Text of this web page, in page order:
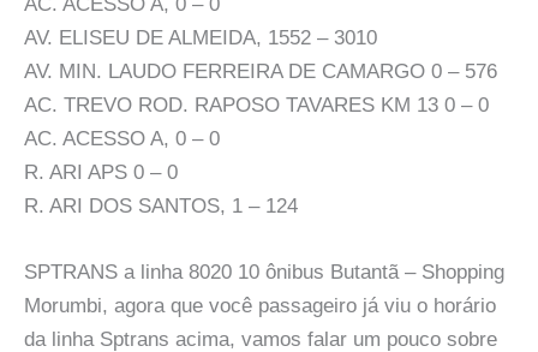
AV. ELISEU DE ALMEIDA, 1552 – 3010
AV. MIN. LAUDO FERREIRA DE CAMARGO 0 – 576
AC. TREVO ROD. RAPOSO TAVARES KM 13 0 – 0
AC. ACESSO A, 0 – 0
R. ARI APS 0 – 0
R. ARI DOS SANTOS, 1 – 124
SPTRANS a linha 8020 10 ônibus Butantã – Shopping
Morumbi, agora que você passageiro já viu o horário
da linha Sptrans acima, vamos falar um pouco sobre